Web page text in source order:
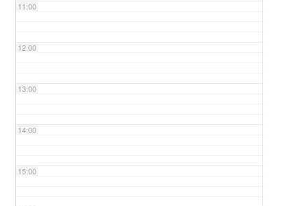
11:00
12:00
13:00
14:00
15:00